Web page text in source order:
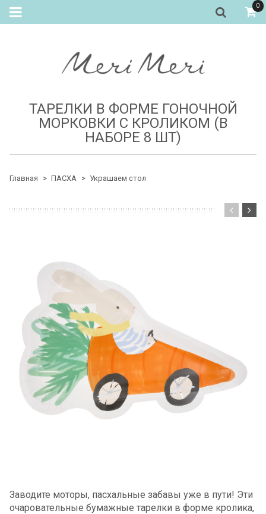
0
ТАРЕЛКИ В ФОРМЕ ГОНОЧНОЙ
МОРКОВКИ С КРОЛИКОМ (В
НАБОРЕ 8 ШТ)
Главная ПАСХА Украшаем стол
Заводите моторы, пасхальные забавы уже в пути! Эти
очаровательные бумажные тарелки в форме кролика,